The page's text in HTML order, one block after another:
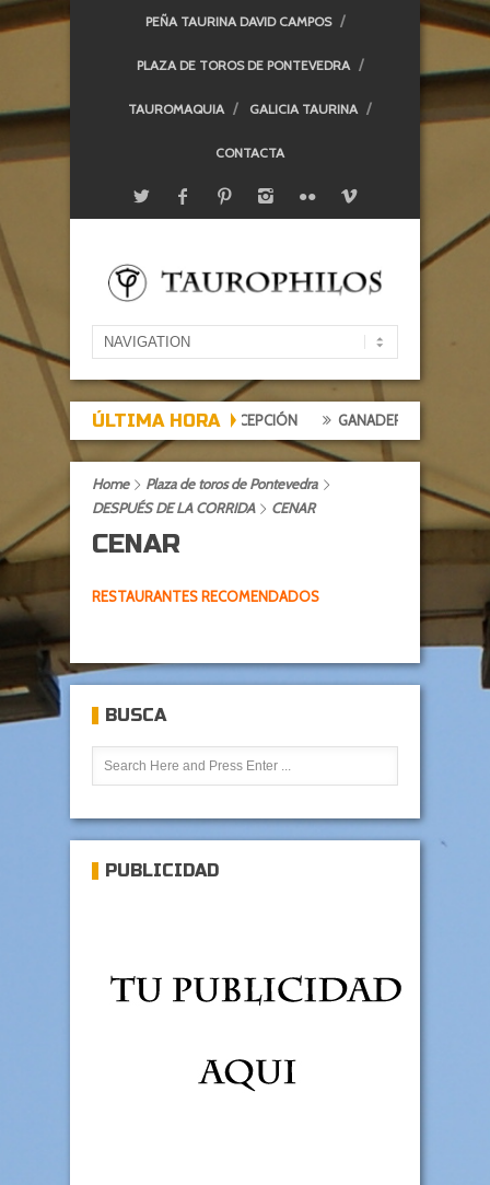
PEÑA TAURINA DAVID CAMPOS
PLAZA DE TOROS DE PONTEVEDRA
TAUROMAQUIA GALICIA TAURINA
CONTACTA
ÚLTIMA HORA
DE EXPECTACIÓN, TARDE DE DECEPCIÓN GANADERÍAS:
Home
Plaza de toros de Pontevedra
DESPUÉS DE LA CORRIDA
CENAR
CENAR
RESTAURANTES RECOMENDADOS
BUSCA
PUBLICIDAD